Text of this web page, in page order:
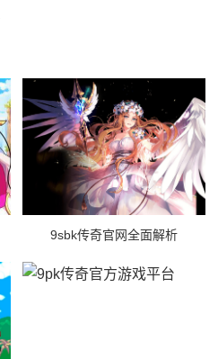
9sbk传奇官网全面解析